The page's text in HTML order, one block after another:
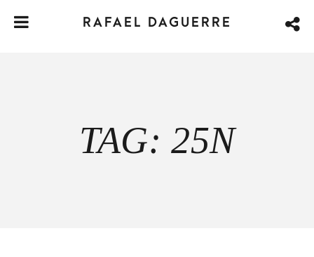
RAFAEL DAGUERRE
TAG: 25N